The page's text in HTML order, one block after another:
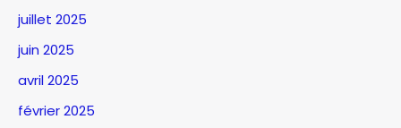
juillet 2025
juin 2025
avril 2025
février 2025